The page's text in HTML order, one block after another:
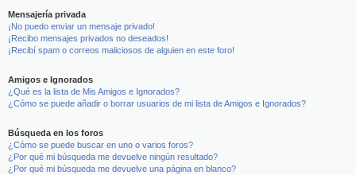
Mensajería privada
¡No puedo enviar un mensaje privado!
¡Recibo mensajes privados no deseados!
¡Recibí spam o correos maliciosos de alguien en este foro!
Amigos e Ignorados
¿Qué es la lista de Mis Amigos e Ignorados?
¿Cómo se puede añadir o borrar usuarios de mi lista de Amigos e Ignorados?
Búsqueda en los foros
¿Cómo se puede buscar en uno o varios foros?
¿Por qué mi búsqueda me devuelve ningún resultado?
¿Por qué mi búsqueda me devuelve una página en blanco?